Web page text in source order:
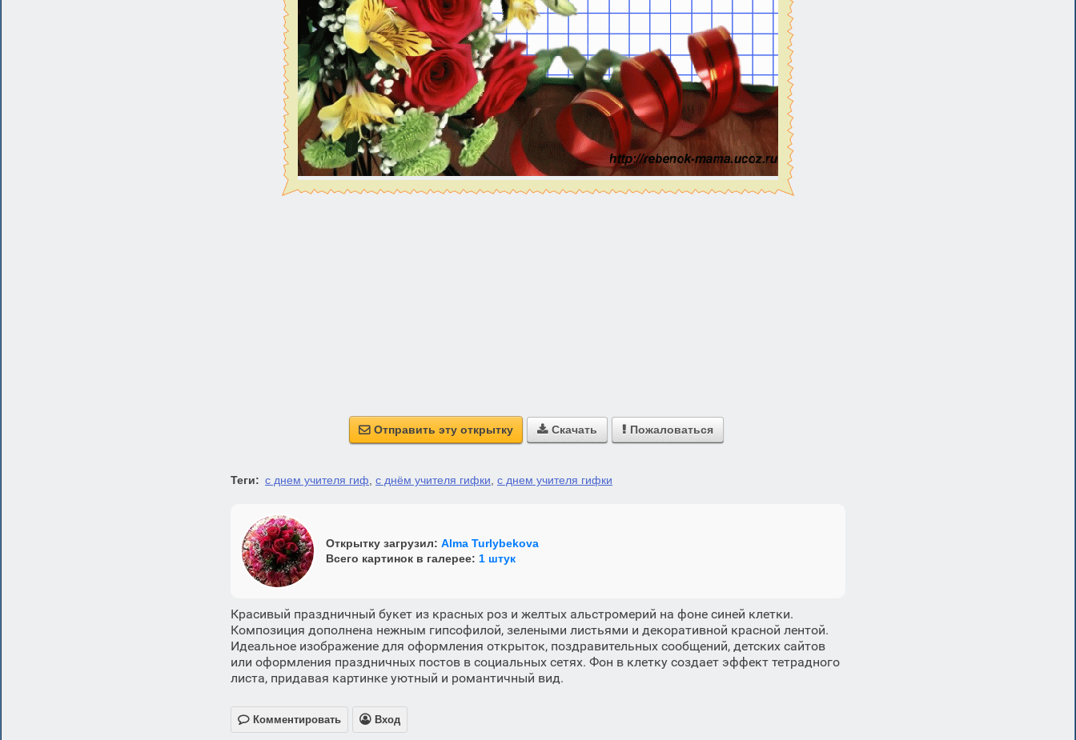
 Отправить эту открытку  Скачать  Пожаловаться
Теги: с днем учителя гиф с днём учителя гифки с днем учителя гифки
Открытку загрузил: Alma Turlybekova
Всего картинок в галерее: 1 штук
Красивый праздничный букет из красных роз и желтых альстромерий на фоне синей клетки.
Композиция дополнена нежным гипсофилой, зелеными листьями и декоративной красной лентой.
Идеальное изображение для оформления открыток, поздравительных сообщений, детских сайтов
или оформления праздничных постов в социальных сетях. Фон в клетку создает эффект тетрадного
листа, придавая картинке уютный и романтичный вид.
 Комментировать  Вход